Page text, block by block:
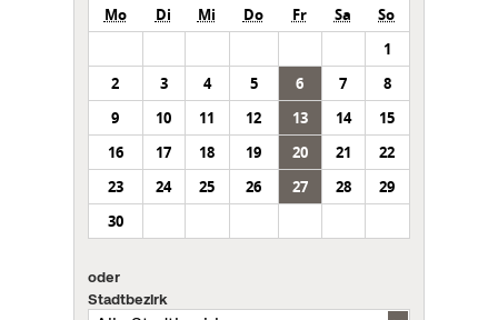
Mo Di Mi Do Fr Sa
So
1
2
3 4 5 6 7
8
9
10 11 12 13 14
15
16
17 18 19 20 21
22
23
24 25 26 27 28
29
30
oder
Stadtbezirk